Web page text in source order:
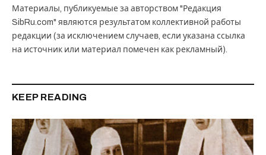
Материалы, публикуемые за авторством "Редакция
SibRu.com" являются результатом коллективной работы
редакции (за исключением случаев, если указана ссылка
на источник или материал помечен как рекламный).
KEEP READING